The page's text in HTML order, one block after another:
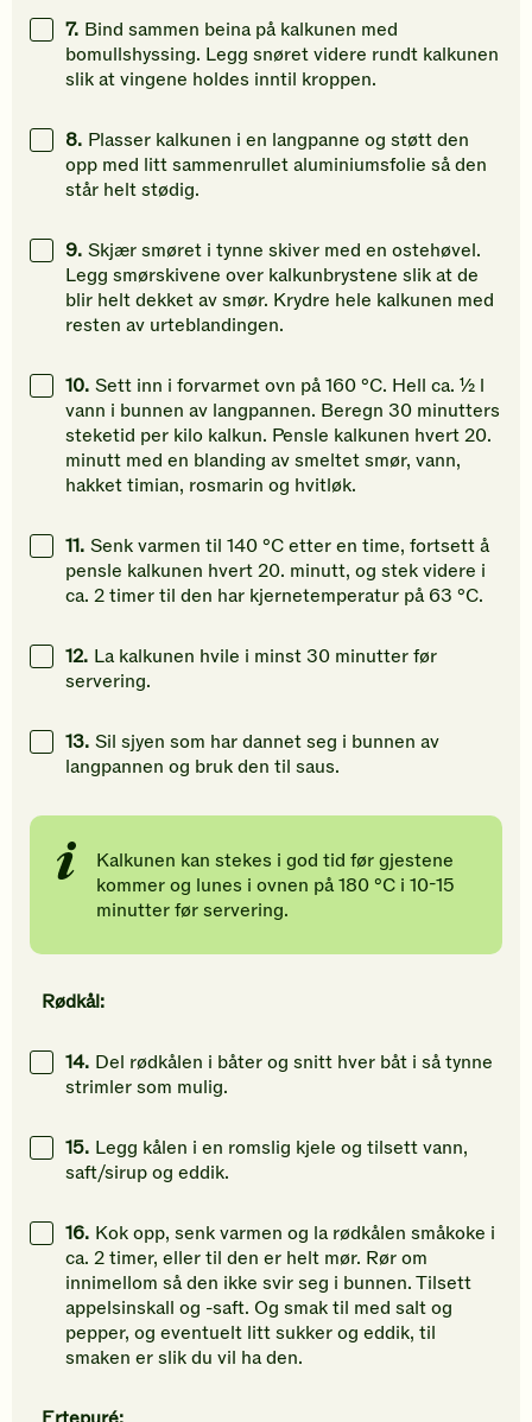
7. Bind sammen beina på kalkunen med
bomullshyssing. Legg snøret videre rundt kalkunen
slik at vingene holdes inntil kroppen.
8. Plasser kalkunen i en langpanne og støtt den
opp med litt sammenrullet aluminiumsfolie så den
står helt stødig.
9. Skjær smøret i tynne skiver med en ostehøvel.
Legg smørskivene over kalkunbrystene slik at de
blir helt dekket av smør. Krydre hele kalkunen med
resten av urteblandingen.
10. Sett inn i forvarmet ovn på 160 °C. Hell ca. ½ l
vann i bunnen av langpannen. Beregn 30 minutters
steketid per kilo kalkun. Pensle kalkunen hvert 20.
minutt med en blanding av smeltet smør, vann,
hakket timian, rosmarin og hvitløk.
11. Senk varmen til 140 °C etter en time, fortsett å
pensle kalkunen hvert 20. minutt, og stek videre i
ca. 2 timer til den har kjernetemperatur på 63 °C.
12. La kalkunen hvile i minst 30 minutter før
servering.
13. Sil sjyen som har dannet seg i bunnen av
langpannen og bruk den til saus.
Kalkunen kan stekes i god tid før gjestene
kommerog lunes i ovnen på 180°C i 10-15
minutterfør servering.
Rødkål:
14. Del rødkålen i båter og snitt hver båt i så tynne
strimler som mulig.
15. Legg kålen i en romslig kjele og tilsett vann,
saft/sirup og eddik.
16. Kok opp, senk varmen og la rødkålen småkoke i
ca. 2 timer, eller til den er helt mør. Rør om
innimellom så den ikke svir seg i bunnen. Tilsett
appelsinskall og -saft. Og smak til med salt og
pepper, og eventuelt litt sukker og eddik, til
smaken er slik du vil ha den.